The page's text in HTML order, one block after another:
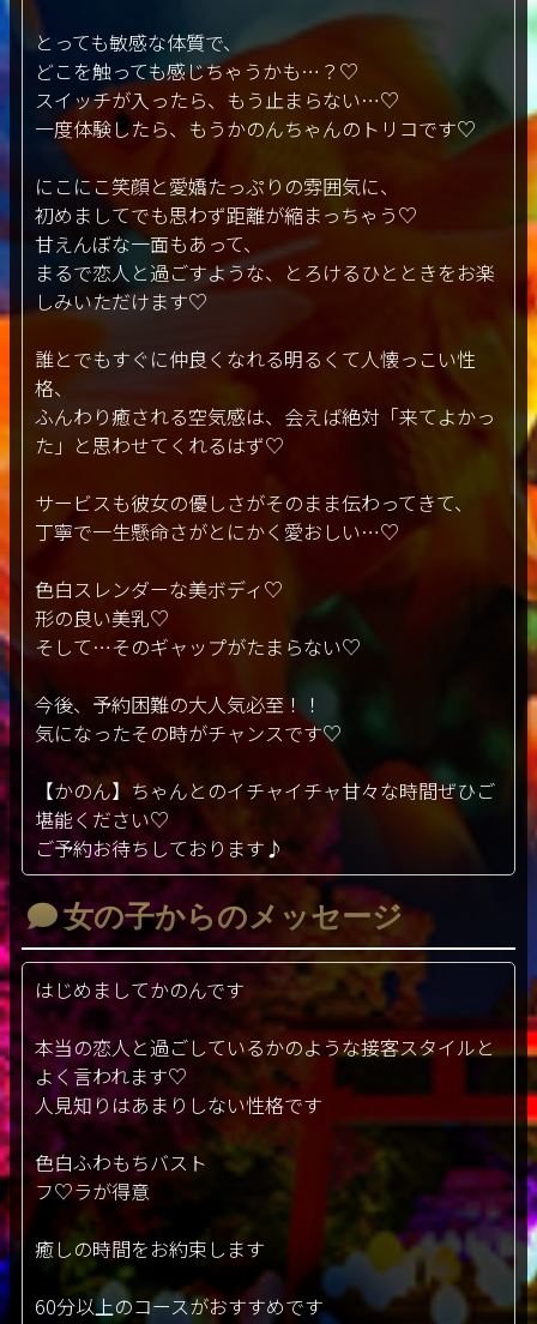
とっても敏感な体質で、
どこを触っても感じちゃうかも…？♡
スイッチが入ったら、もう止まらない…♡
一度体験したら、もうかのんちゃんのトリコです♡
にこにこ笑顔と愛嬌たっぷりの雰囲気に、
初めましてでも思わず距離が縮まっちゃう♡
甘えんぼな一面もあって、
まるで恋人と過ごすような、とろけるひとときをお楽
しみいただけます♡
誰とでもすぐに仲良くなれる明るくて人懐っこい性
格、
ふんわり癒される空気感は、会えば絶対「来てよかっ
た」と思わせてくれるはず♡
サービスも彼女の優しさがそのまま伝わってきて、
丁寧で一生懸命さがとにかく愛おしい…♡
色白スレンダーな美ボディ♡
形の良い美乳♡
そして…そのギャップがたまらない♡
今後、予約困難の大人気必至！！
気になったその時がチャンスです♡
【かのん】ちゃんとのイチャイチャ甘々な時間ぜひご
堪能ください♡
ご予約お待ちしております♪
女の子からのメッセージ
はじめましてかのんです
本当の恋人と過ごしているかのような接客スタイルと
よく言われます♡
人見知りはあまりしない性格です
色白ふわもちバスト
フ♡ラが得意
癒しの時間をお約束します
60分以上のコースがおすすめです